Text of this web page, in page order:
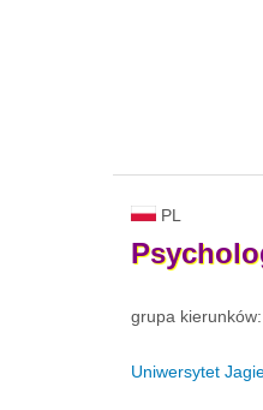
PL
grupa kierunków:
Uniwersytet